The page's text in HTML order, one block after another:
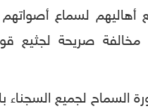
لسماع أصواتهم
مخالفة صريحة لجثيع
السماح لجميع السجناء